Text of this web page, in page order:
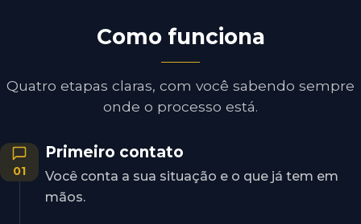
Como funciona
Quatro etapas claras, com você sabendo sempre
onde o processo está.
01
Primeiro contato
Você conta a sua situação e o que já tem em
mãos.